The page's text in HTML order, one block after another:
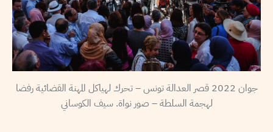
جوان 2022 قصر العدالة تونس – تحرك لهياكل المهنة القضائية رفضا
لهجمة السلطة – صور نواة. سيف الكوساني